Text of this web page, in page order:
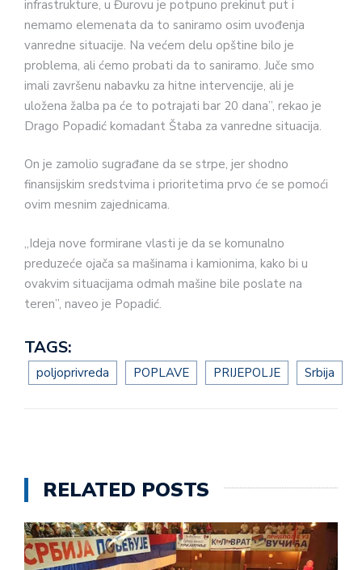
infrastrukture, u Đurovu je potpuno prekinut put i
nemamo elemenata da to saniramo osim uvođenja
vanredne situacije. Na većem delu opštine bilo je
problema, ali ćemo probati da to saniramo. Juče smo
imali završenu nabavku za hitne intervencije, ali je
uložena žalba pa će to potrajati bar 20 dana”, rekao je
Drago Popadić komadant Štaba za vanredne situacija.
On je zamolio sugrađane da se strpe, jer shodno
finansijskim sredstvima i prioritetima prvo će se pomoći
ovim mesnim zajednicama.
„Ideja nove formirane vlasti je da se komunalno
preduzeće ojača sa mašinama i kamionima, kako bi u
ovakvim situacijama odmah mašine bile poslate na
teren”, naveo je Popadić.
TAGS:
poljoprivreda POPLAVE PRIJEPOLJE Srbija
RELATED POSTS